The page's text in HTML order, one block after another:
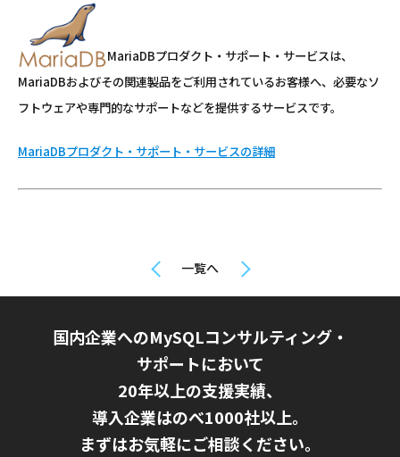
MariaDBプロダクト・サポート・サービスは、
MariaDBおよびその関連製品をご利用されているお客様へ、必要なソ
フトウェアや専門的なサポートなどを提供するサービスです。
MariaDBプロダクト・サポート・サービスの詳細
一覧へ
国内企業へのMySQLコンサルティング・
サポートにおいて
20年以上の支援実績、
導入企業はのべ1000社以上。
まずはお気軽にご相談ください。